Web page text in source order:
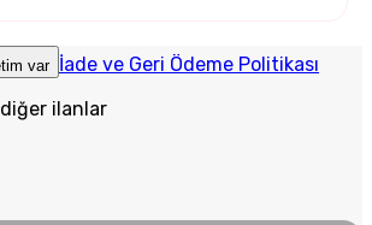
var İade ve Geri Ödeme Politikası
ilanlar